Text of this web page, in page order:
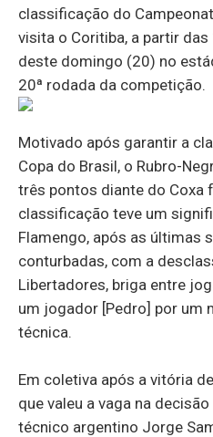
classificação do
visita o Coritiba, a partir
deste domingo (20) no
20ª rodada da competição.
Motivado após garantir a
Copa do Brasil, o Rubro-
três pontos diante do Coxa
classificação teve um
Flamengo, após as últimas
conturbadas, com a
Libertadores, briga entre
um jogador [Pedro] por um
técnica.
Em coletiva após a vitória
que valeu a vaga na
técnico argentino Jorge